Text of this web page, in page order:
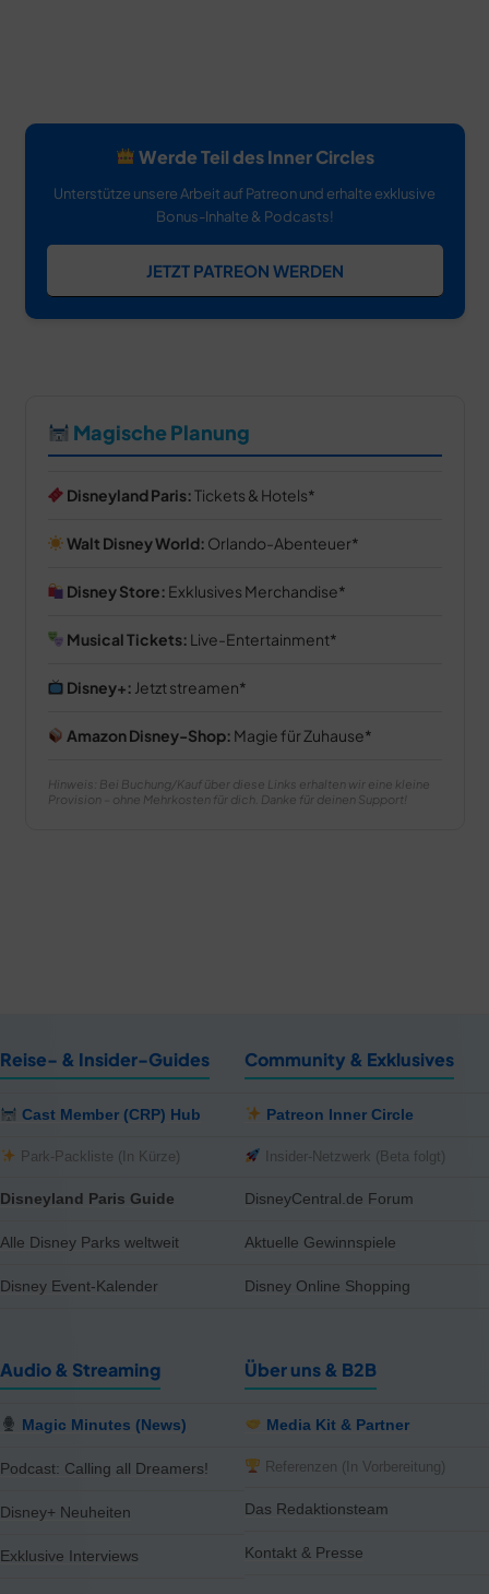
Werde Teil des Inner Circles
Unterstütze unsere Arbeit auf Patreon und erhalte exklusive
Bonus-Inhalte & Podcasts!
JETZT PATREON WERDEN
Magische Planung
Disneyland Paris:Tickets & Hotels
Walt Disney World: Orlando-Abenteuer
Disney Store: Exklusives Merchandise
Musical Tickets: Live-Entertainment
Disney+: Jetzt streamen
Amazon Disney-Shop: Magie für Zuhause
Hinweis: Bei Buchung/Kauf über diese Links erhalten wir eine kleine
Provision – ohne Mehrkosten für dich. Danke für deinen Support!
Reise- & Insider-Guides
Cast Member (CRP) Hub
Park-Packliste (In Kürze)
Disneyland Paris Guide
Alle Disney Parks weltweit
Disney Event-Kalender
Community & Exklusives
Patreon Inner Circle
Insider-Netzwerk (Beta folgt)
DisneyCentral.de Forum
Aktuelle Gewinnspiele
Disney Online Shopping
Audio & Streaming
Magic Minutes (News)
Podcast: Calling all Dreamers!
Disney+ Neuheiten
Exklusive Interviews
Über uns & B2B
Media Kit & Partner
Referenzen (In Vorbereitung)
Das Redaktionsteam
Kontakt & Presse